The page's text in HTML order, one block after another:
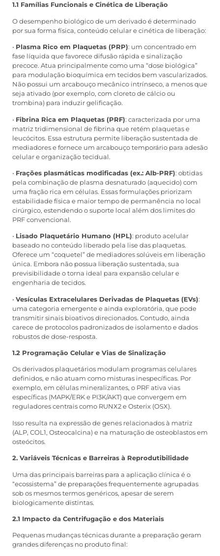
1.1 Famílias Funcionais e Cinética de Liberação
O desempenho biológico de um derivado é determinado
por sua forma física, conteúdo celular e cinética de liberação:
• Plasma Rico em Plaquetas (PRP): um concentrado em
fase líquida que favorece difusão rápida e sinalização
precoce. Atua principalmente como uma “dose biológica”
para modulação bioquímica em tecidos bem vascularizados.
Não possui um arcabouço mecânico intrínseco, a menos que
seja ativado (por exemplo, com cloreto de cálcio ou
trombina) para induzir gelificação.
• Fibrina Rica em Plaquetas (PRF): caracterizada por uma
matriz tridimensional de fibrina que retém plaquetas e
leucócitos. Essa estrutura permite liberação sustentada de
mediadores e fornece um arcabouço temporário para adesão
celular e organização tecidual.
• Frações plasmáticas modificadas (ex.: Alb-PRF): obtidas
pela combinação de plasma desnaturado (aquecido) com
uma fração rica em células. Essas formulações priorizam
estabilidade física e maior tempo de permanência no local
cirúrgico, estendendo o suporte local além dos limites do
PRF convencional.
• Lisado Plaquetário Humano (HPL): produto acelular
baseado no conteúdo liberado pela lise das plaquetas.
Oferece um “coquetel” de mediadores solúveis em liberação
única. Embora não possua liberação sustentada, sua
previsibilidade o torna ideal para expansão celular e
engenharia de tecidos.
• Vesículas Extracelulares Derivadas de Plaquetas (EVs):
uma categoria emergente e ainda exploratória, que pode
transmitir sinais bioativos direcionados. Contudo, ainda
carece de protocolos padronizados de isolamento e dados
robustos de dose-resposta.
1.2 Programação Celular e Vias de Sinalização
Os derivados plaquetários modulam programas celulares
definidos, e não atuam como misturas inespecíficas. Por
exemplo, em células mineralizantes, o PRF ativa vias
específicas (MAPK/ERK e PI3K/AKT) que convergem em
reguladores centrais como RUNX2 e Osterix (OSX).
Isso resulta na expressão de genes relacionados à matriz
(ALP, COL1, Osteocalcina) e na maturação de osteoblastos em
osteócitos.
2. Variáveis Técnicas e Barreiras à Reprodutibilidade
Uma das principais barreiras para a aplicação clínica é o
“ecossistema” de preparações frequentemente agrupadas
sob os mesmos termos genéricos, apesar de serem
biologicamente distintas.
2.1 Impacto da Centrifugação e dos Materiais
Pequenas mudanças técnicas durante a preparação geram
grandes diferenças no produto final: